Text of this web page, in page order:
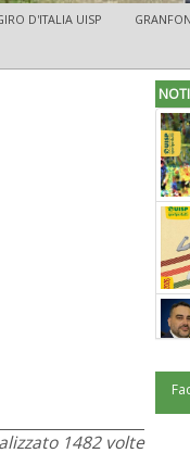
D'ITALIA UISP
1482 volte